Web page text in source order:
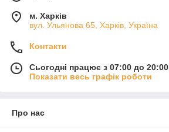
м. Харків
вул. Ульянова 65, Харків, Україна
Контакти
Сьогодні працює з 07:00 до 20:00
Показати весь графік роботи
Про нас